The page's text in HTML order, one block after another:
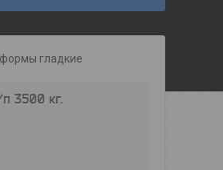
гладкие
3500 кг.